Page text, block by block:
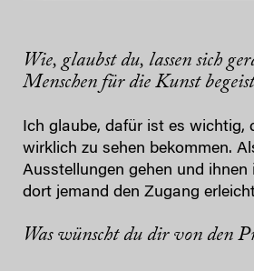
Wie, glaubst du, lassen sich
Menschen für die Kunst
Ich glaube, dafür ist es wichtig,
wirklich zu sehen bekommen.
Ausstellungen gehen und ihnen
dort jemand den Zugang
Was wünscht du dir von den